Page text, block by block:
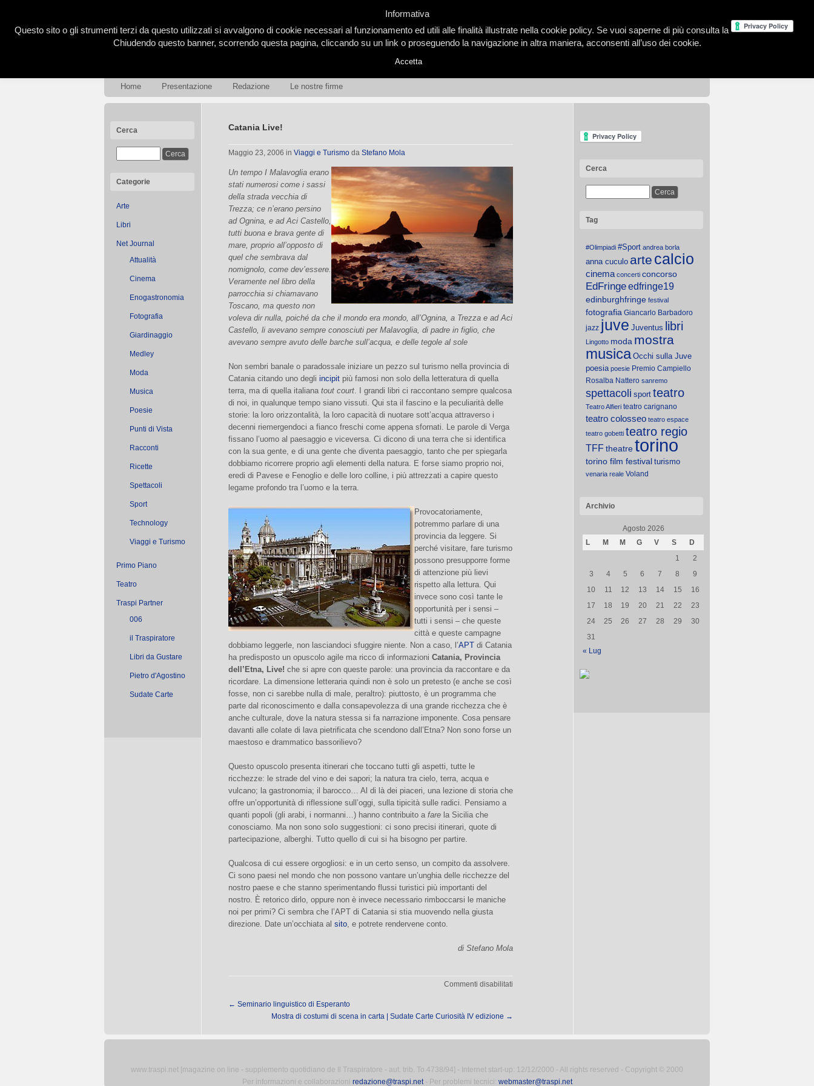
Home Presentazione Redazione Le nostre firme
Cerca
Categorie
Arte
Libri
Net Journal
Attualità
Cinema
Enogastronomia
Fotografia
Giardinaggio
Medley
Moda
Musica
Poesie
Punti di Vista
Racconti
Ricette
Spettacoli
Sport
Technology
Viaggi e Turismo
Primo Piano
Teatro
Traspi Partner
006
il Traspiratore
Libri da Gustare
Pietro d'Agostino
Sudate Carte
Catania Live!
Maggio 23, 2006 in Viaggi e Turismo da Stefano Mola
Un tempo I Malavoglia erano
stati numerosi come i sassi
della strada vecchia di
Trezza; ce n’erano persino
ad Ognina, e ad Aci Castello,
tutti buona e brava gente di
mare, proprio all’opposto di
quel che sembrava dal
nomignolo, come dev’essere.
Veramente nel libro della
parrocchia si chiamavano
Toscano, ma questo non
voleva dir nulla, poiché da che il mondo era mondo, all’Ognina, a Trezza e ad Aci
Castello, li avevano sempre conosciuti per Malavoglia, di padre in figlio, che
avevano sempre avuto delle barche sull’acqua, e delle tegole al sole
Non sembri banale o paradossale iniziare un pezzo sul turismo nella provincia di
Catania citando uno degli incipit più famosi non solo della letteratura di quella
terra, ma di quella italiana tout court. I grandi libri ci raccontano sempre qualcosa
di noi, in qualunque tempo siano vissuti. Qui sta il fascino e la peculiarità delle
storie: la loro orizzontalità, la loro capacità di nuotare sott’acqua attraverso i
decenni riemergendoci a fianco freschi come appena sfornati. Le parole di Verga
fissano l’uomo al paesaggio e viceversa. Ci dicono di una terra che si identifica
con la sua gente, e di una gente che diventa paesaggio, tanto che per spiegarla
dobbiamo ricorrere proprio agli elementi della natura. E forse siamo proprio noi,
eredi di Pavese e Fenoglio e delle loro colline, i più attrezzati a capire questo
legame profondo tra l’uomo e la terra.
Provocatoriamente,
potremmo parlare di una
provincia da leggere. Si
perché visitare, fare turismo
possono presupporre forme
di attenzione più lievi
rispetto alla lettura. Qui
invece sono così tante le
opportunità per i sensi –
tutti i sensi – che queste
città e queste campagne
dobbiamo leggerle, non lasciandoci sfuggire niente. Non a caso, l’APT di Catania
ha predisposto un opuscolo agile ma ricco di informazioni Catania, Provincia
dell’Etna, Live! che si apre con queste parole: una provincia da raccontare e da
ricordare. La dimensione letteraria quindi non è solo un pretesto (e anche se così
fosse, non ci sarebbe nulla di male, peraltro): piuttosto, è un programma che
parte dal riconoscimento e dalla consapevolezza di una grande ricchezza che è
anche culturale, dove la natura stessa si fa narrazione imponente. Cosa pensare
davanti alle colate di lava pietrificata che scendono dall’Etna? Non sono forse un
maestoso e drammatico bassorilievo?
Questo opuscolo presenta itinerari che toccano tutti gli aspetti, tutte le
ricchezze: le strade del vino e dei sapori; la natura tra cielo, terra, acqua e
vulcano; la gastronomia; il barocco… Al di là dei piaceri, una lezione di storia che
offre un’opportunità di riflessione sull’oggi, sulla tipicità sulle radici. Pensiamo a
quanti popoli (gli arabi, i normanni…) hanno contribuito a fare la Sicilia che
conosciamo. Ma non sono solo suggestioni: ci sono precisi itinerari, quote di
partecipazione, alberghi. Tutto quello di cui si ha bisogno per partire.
Qualcosa di cui essere orgogliosi: e in un certo senso, un compito da assolvere.
Ci sono paesi nel mondo che non possono vantare un’unghia delle ricchezze del
nostro paese e che stanno sperimentando flussi turistici più importanti del
nostro. È retorico dirlo, oppure non è invece necessario rimboccarsi le maniche
noi per primi? Ci sembra che l’APT di Catania si stia muovendo nella giusta
direzione. Date un’occhiata al sito, e potrete rendervene conto.
di Stefano Mola
Commenti disabilitati
← Seminario linguistico di Esperanto
Mostra di costumi di scena in carta | Sudate Carte Curiosità IV edizione →
Cerca
Tag
#Olimpiadi #Sport andrea borla
anna cuculo arte calcio
cinema concerti concorso
EdFringeedfringe19
edinburghfringe festival
fotografia Giancarlo Barbadoro
jazz juve Juventus libri
Lingotto moda mostra
musica Occhi sulla Juve
poesia poesie Premio Campiello
Rosalba Nattero sanremo
spettacoli sport teatro
Teatro Alfieri teatro carignano
teatro colosseo teatro espace
teatro gobetti teatro regio
TFFtheatretorino
torino film festival turismo
venaria reale Voland
Archivio
Agosto 2026
L
M M G V S
D
1
2
3
4 5 6 7 8
9
10
11 12 13 14 15
16
17
18 19 20 21 22
23
24
25 26 27 28 29
30
31
« Lug
www.traspi.net [magazine on line - supplemento quotidiano de Il Traspiratore - aut. trib. To 4738/94] - Internet start-up: 12/12/2000 - All rights reserved - Copyright © 2000
Per informazioni e collaborazioni redazione@traspi.net- Per problemi tecnici: webmaster@traspi.net
Informativa
Questo sito o gli strumenti terzi da questo utilizzati si avvalgono di cookie necessari al funzionamento ed utili alle finalità illustrate nella cookie policy. Se vuoi saperne di più consulta la
Chiudendo questo banner, scorrendo questa pagina, cliccando su un link o proseguendo la navigazione in altra maniera, acconsenti all’uso dei cookie.
Accetta